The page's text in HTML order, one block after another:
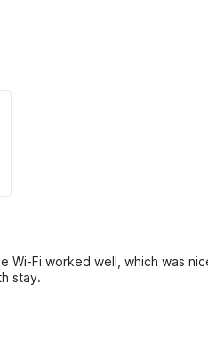
Fi worked well, which was
stay.